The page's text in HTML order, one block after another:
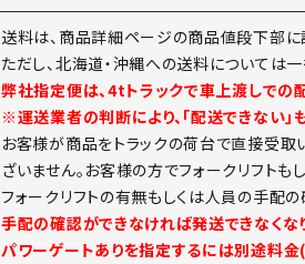
送料は、商品詳細ページの商品値段下部に
ただし、北海道・沖縄への送料については
弊社指定便は、4tトラックで車上渡しでの配
※運送業者の判断により、「配送できない」
お客様が商品をトラックの荷台で直接受取
ざいません。お客様の方でフォークリフト
フォークリフトの有無もしくは人員の手配
手配の確認ができなければ発送できなくな
パワーゲートありを指定するには別途料